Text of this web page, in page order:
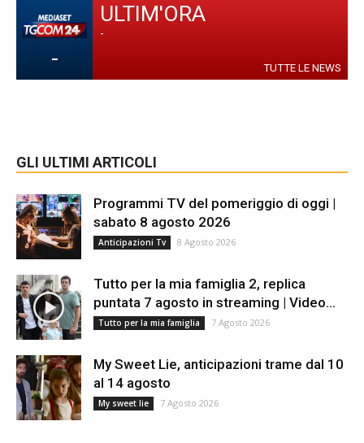
-
ULTIM'ORA
-
TUTTE LE NEWS
GLI ULTIMI ARTICOLI
Programmi TV del pomeriggio di oggi |
sabato 8 agosto 2026
Anticipazioni Tv 8 Agosto 2026
Tutto per la mia famiglia 2, replica
puntata 7 agosto in streaming | Video...
Tutto per la mia famiglia 7 Agosto 2026
My Sweet Lie, anticipazioni trame dal 10
al 14 agosto
My sweet lie 7 Agosto 2026